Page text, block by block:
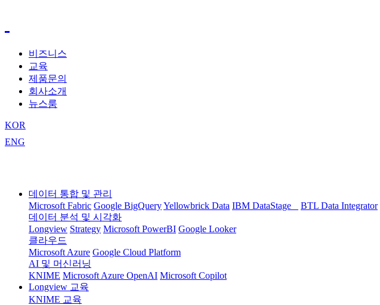
비즈니스
교육
제품문의
회사소개
뉴스룸
KOR
ENG
데이터 통합 및 관리
Microsoft Fabric Google BigQueryYellowbrick Data IBM DataStage
BTL Data Integrator
데이터 분석 및 시각화
Longview Strategy Microsoft PowerBI Google Looker
클라우드
Microsoft Azure Google Cloud Platform
AI 및 머신러닝
KNIME Microsoft Azure OpenAI Microsoft Copilot
Longview 교육
KNIME 교육